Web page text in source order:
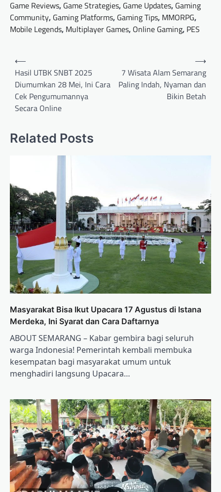
Game Reviews, Game Strategies, Game Updates, Gaming
Community, Gaming Platforms, Gaming Tips, MMORPG,
Mobile Legends, Multiplayer Games, Online Gaming, PES
Post
navigation
⟵
Hasil UTBK SNBT 2025
Diumumkan 28 Mei, Ini Cara
Cek Pengumumannya
Secara Online
7 Wisata Alam Semarang
Paling Indah, Nyaman dan
Bikin Betah
⟶
Related Posts
Masyarakat Bisa Ikut Upacara 17 Agustus di Istana
Merdeka, Ini Syarat dan Cara Daftarnya
ABOUT SEMARANG – Kabar gembira bagi seluruh
warga Indonesia! Pemerintah kembali membuka
kesempatan bagi masyarakat umum untuk
menghadiri langsung Upacara…